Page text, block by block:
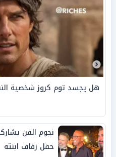
هل يجسد توم كروز شخصية
نجوم الفن
حفل زفاف ابنته